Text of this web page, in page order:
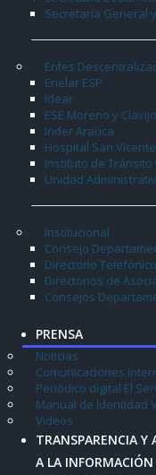
Secretaría General
Entes
Enelar ESP
Idear
ESE Moreno y Clavijo
Inder Arauca
Hospital San Vicente
Instituto de
Unidad
Institucional
Consejo
Directorio
Directorios de
Consejos
PRENSA
Noticias
Comunicaciones
Periódico digital El
Manual de Identidad
Videos
TRANSPARENCIA Y
A LA INFORMACIÓN